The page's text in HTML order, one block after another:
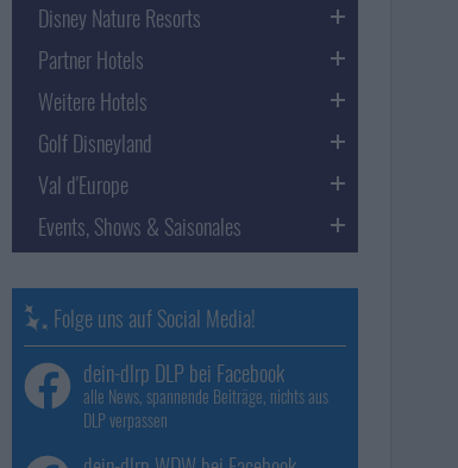
Disney Nature Resorts
Partner Hotels
Weitere Hotels
Golf Disneyland
Val d'Europe
Events, Shows & Saisonales
Folge uns auf Social Media!
dein-dlrp DLP bei Facebook
alle News, spannende Beiträge, nichts aus
DLP verpassen